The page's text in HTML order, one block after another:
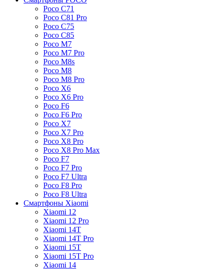
Poco C71
Poco C81 Pro
Poco C75
Poco C85
Poco M7
Poco M7 Pro
Poco M8s
Poco M8
Poco M8 Pro
Poco X6
Poco X6 Pro
Poco F6
Poco F6 Pro
Poco X7
Poco X7 Pro
Poco X8 Pro
Poco X8 Pro Max
Poco F7
Poco F7 Pro
Poco F7 Ultra
Poco F8 Pro
Poco F8 Ultra
Смартфоны Xiaomi
Xiaomi 12
Xiaomi 12 Pro
Xiaomi 14T
Xiaomi 14T Pro
Xiaomi 15T
Xiaomi 15T Pro
Xiaomi 14